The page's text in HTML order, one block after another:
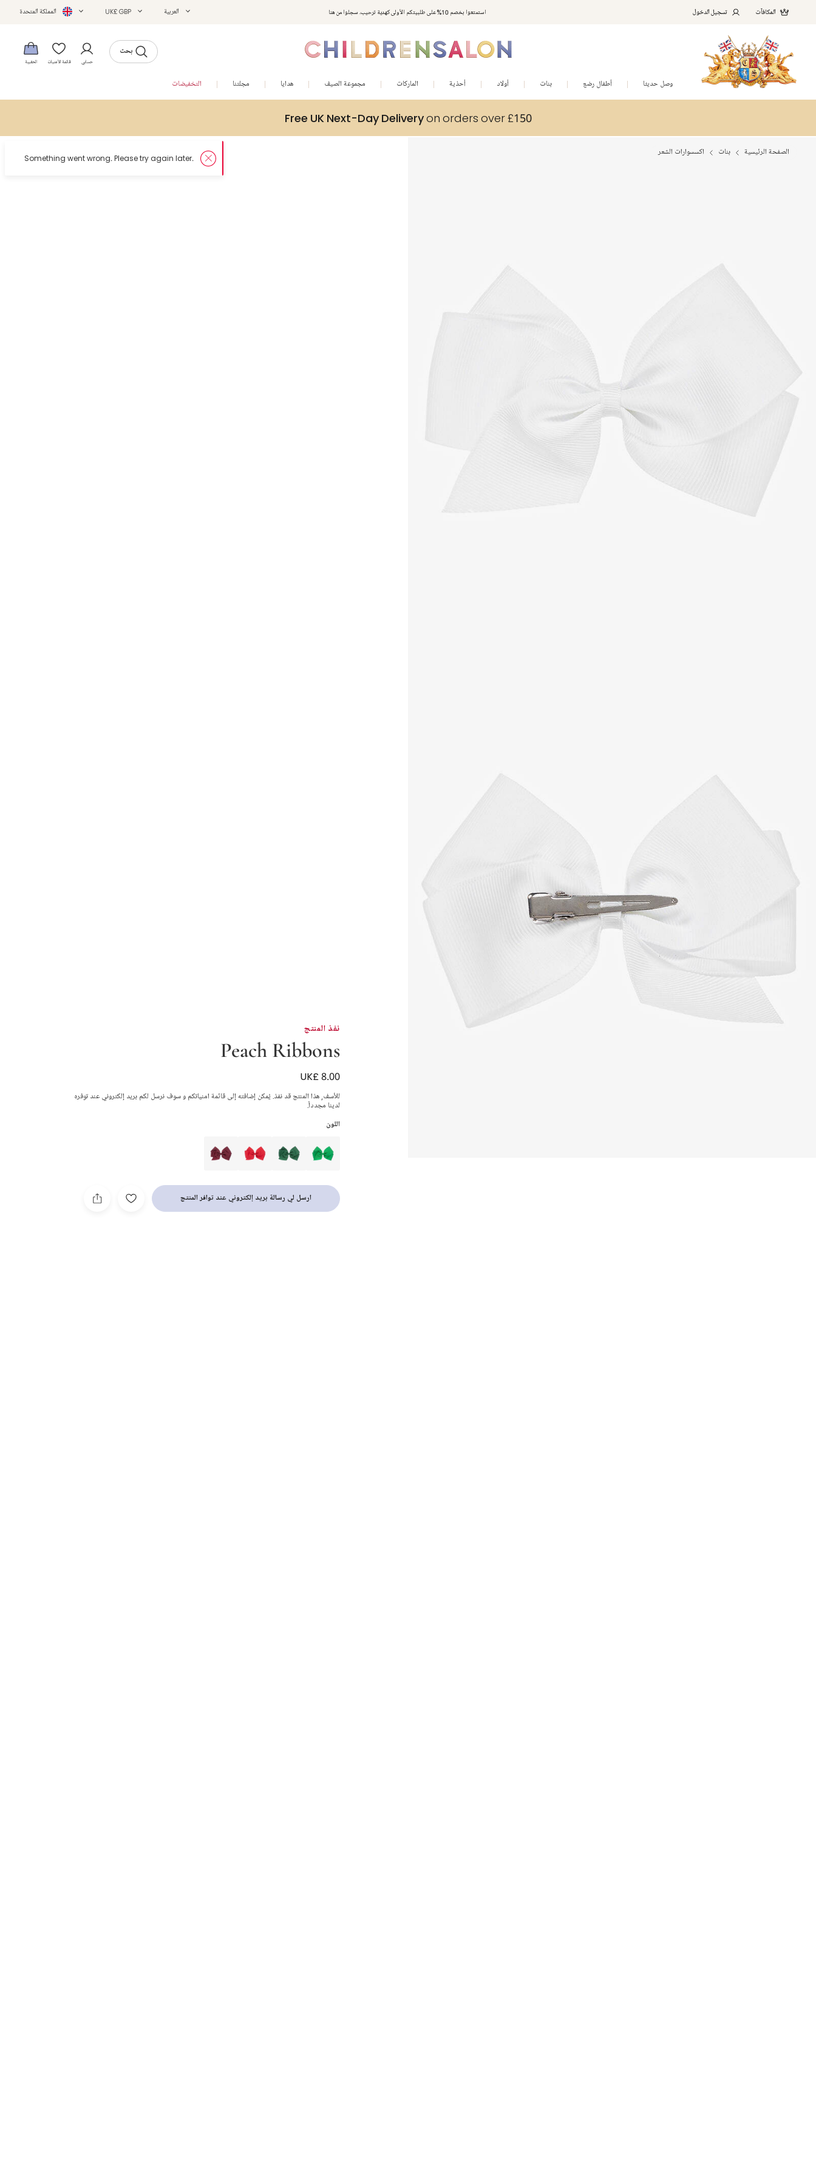
استمتعوا بخصم 10% على طلبيتكم الأولى كهدية ترحيب. سجلوا من هنا المكافآت تسجيل الدخول العربية UK£ GBP المملكة المتحدة
بحث
حسابي قائمة الأمنيات الحقيبة
وصل حديثا أطفال رضع بنات أولاد أحذية الماركات مجموعة الصيف هدايا مجلتنا التخفيضات
Free UK Next-Day Deliveryon orders over £150
الصفحة الرئيسية بنات اكسسوارات الشعر
نفذ المنتج
Peach Ribbons
مشبك شعر بفيونكة لون أبيض (12 سم)
UK£ 8.00
للأسف, هذا المنتج قد نفذ. يُمكن إضافته إلى قائمة امنياتكم و سوف نرسل لكم بريد إلكتروني عند توفره
لدينا مجدداً.
اللون
ارسل لي رسالة بريد إلكتروني عند توافر المنتج